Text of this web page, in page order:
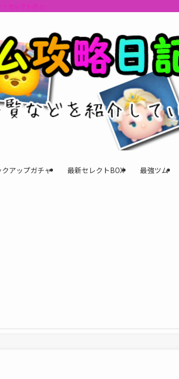
セレクトボックスの情報を最速で提供しビンゴのおすすめ
アップガチャ 最新セレクトBOX 最強ツム